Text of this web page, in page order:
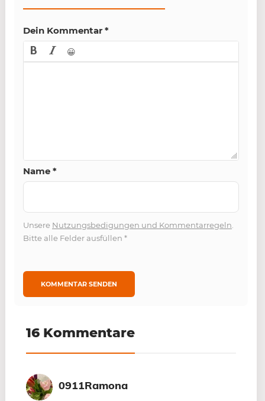
Dein Kommentar *
😀
Name *
Unsere Nutzungsbedigungen und Kommentarregeln.
Bitte alle Felder ausfüllen *
16 Kommentare
0911Ramona